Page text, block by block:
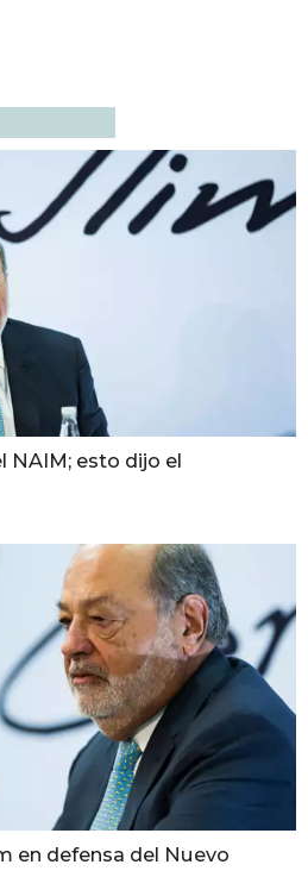
NAIM; esto dijo el
en defensa del Nuevo